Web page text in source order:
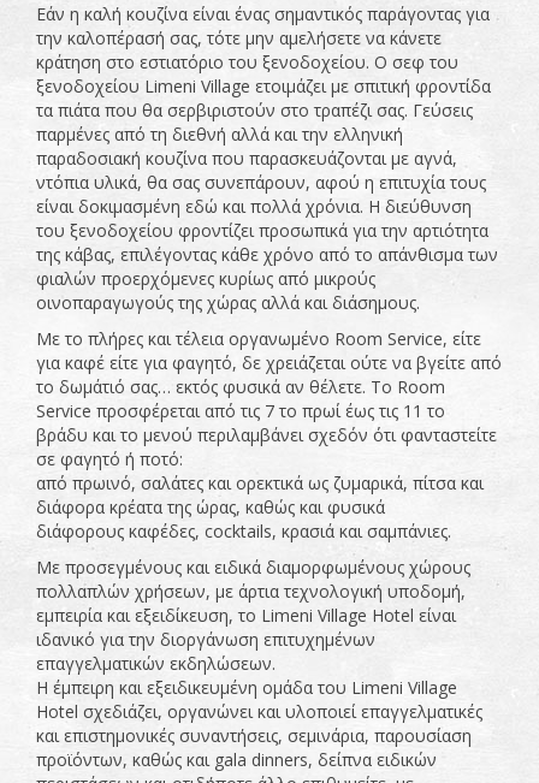
Eάν η καλή κουζίνα είναι ένας σημαντικός παράγοντας για
την καλοπέρασή σας, τότε μην αμελήσετε να κάνετε
κράτηση στο εστιατόριο του ξενοδοχείου. O σεφ του
ξενοδοχείου Limeni Village ετοιμάζει με σπιτική φροντίδα
τα πιάτα που θα σερβιριστούν στο τραπέζι σας. Γεύσεις
παρμένες από τη διεθνή αλλά και την ελληνική
παραδοσιακή κουζίνα που παρασκευάζονται με αγνά,
ντόπια υλικά, θα σας συνεπάρουν, αφού η επιτυχία τους
είναι δοκιμασμένη εδώ και πολλά χρόνια. H διεύθυνση
του ξενοδοχείου φροντίζει προσωπικά για την αρτιότητα
της κάβας, επιλέγοντας κάθε χρόνο από το απάνθισμα των
φιαλών προερχόμενες κυρίως από μικρούς
οινοπαραγωγούς της χώρας αλλά και διάσημους.
Mε το πλήρες και τέλεια οργανωμένο Room Service, είτε
για καφέ είτε για φαγητό, δε χρειάζεται ούτε να βγείτε από
το δωμάτιό σας… εκτός φυσικά αν θέλετε. To Room
Service προσφέρεται από τις 7 το πρωί έως τις 11 το
βράδυ και το μενού περιλαμβάνει σχεδόν ότι φανταστείτε
σε φαγητό ή ποτό:
από πρωινό, σαλάτες και ορεκτικά ως ζυμαρικά, πίτσα και
διάφορα κρέατα της ώρας, καθώς και φυσικά
διάφορους καφέδες, cocktails, κρασιά και σαμπάνιες.
Με προσεγμένους και ειδικά διαμορφωμένους χώρους
πολλαπλών χρήσεων, με άρτια τεχνολογική υποδομή,
εμπειρία και εξειδίκευση, το Limeni Village Hotel είναι
ιδανικό για την διοργάνωση επιτυχημένων
επαγγελματικών εκδηλώσεων.
Η έμπειρη και εξειδικευμένη ομάδα του Limeni Village
Hotel σχεδιάζει, οργανώνει και υλοποιεί επαγγελματικές
και επιστημονικές συναντήσεις, σεμινάρια, παρουσίαση
προϊόντων, καθώς και gala dinners, δείπνα ειδικών